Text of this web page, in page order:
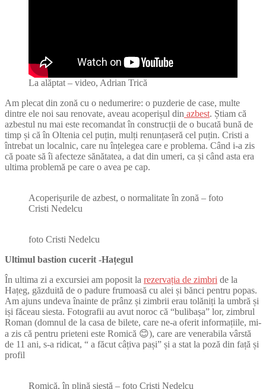
La alăptat – video, Adrian Trică
Am plecat din zonă cu o nedumerire: o puzderie de case, multe
dintre ele noi sau renovate, aveau acoperișul din azbest. Știam că
azbestul nu mai este recomandat în construcții de o bucată bună de
timp și că în Oltenia cel puțin, mulți renunțaseră cel puțin. Cristi a
întrebat un localnic, care nu înțelegea care e problema. Când i-a zis
că poate să îi afecteze sănătatea, a dat din umeri, ca și când asta era
ultima problemă pe care o avea pe cap.
Acoperișurile de azbest, o normalitate în zonă – foto
Cristi Nedelcu
foto Cristi Nedelcu
Ultimul bastion cucerit -Hațegul
În ultima zi a excursiei am poposit la rezervația de zimbri de la
Hațeg, găzduită de o padure frumoasă cu alei și bănci pentru popas.
Am ajuns undeva înainte de prânz și zimbrii erau tolăniți la umbră și
iși făceau siesta. Fotografii au avut noroc că “bulibașa” lor, zimbrul
Roman (domnul de la casa de bilete, care ne-a oferit informațiile, mi-
a zis că pentru prieteni este Romică 😊), care are venerabila vârstă
de 11 ani, s-a ridicat, “ a făcut câțiva pași” și a stat la poză din față și
profil
Romică, în plină siestă – foto Cristi Nedelcu